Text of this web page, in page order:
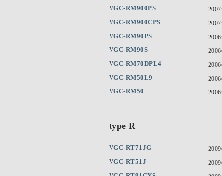
VGC-RM900PS
VGC-RM900CPS
VGC-RM90PS
VGC-RM90S
VGC-RM70DPL4
VGC-RM50L9
VGC-RM50
type R
VGC-RT71JG
VGC-RT51J